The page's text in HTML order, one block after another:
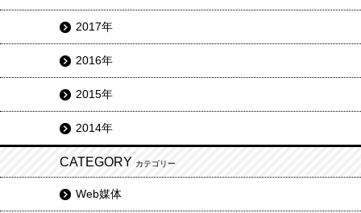
2017年
2016年
2015年
2014年
CATEGORY カテゴリー
Web媒体